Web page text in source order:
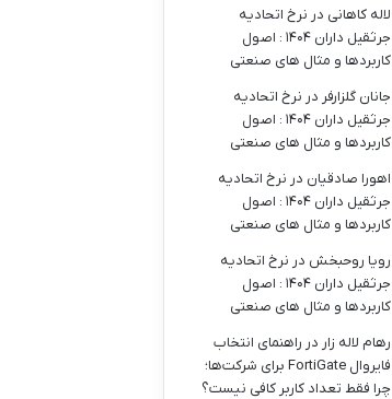
لاله کاهانی در نرخ اتحادیه
جرثقیل داران ۱۴۰۴ : اصول
کاربردها و مثال های صنعتی
جانان گلزارفر در نرخ اتحادیه
جرثقیل داران ۱۴۰۴ : اصول
کاربردها و مثال های صنعتی
اهورا صادقیان در نرخ اتحادیه
جرثقیل داران ۱۴۰۴ : اصول
کاربردها و مثال های صنعتی
رویا روحبخش در نرخ اتحادیه
جرثقیل داران ۱۴۰۴ : اصول
کاربردها و مثال های صنعتی
رهام لاله زار در راهنمای انتخاب
فایروال FortiGate برای شرکت‌ها؛
چرا فقط تعداد کاربر کافی نیست؟